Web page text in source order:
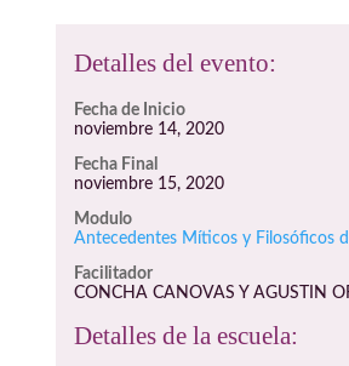
Detalles del evento:
Fecha de Inicio
noviembre 14, 2020
Fecha Final
noviembre 15, 2020
Modulo
Antecedentes Míticos y Filosóficos
Facilitador
CONCHA CANOVAS Y AGUSTIN
Detalles de la escuela: